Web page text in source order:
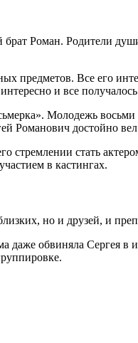
Роман. Родители
предметов. Все его
и все
Молодежь восьми
Романович достойно
стремлении стать
в кастингах.
но и друзей, и
обвиняла Сергея в